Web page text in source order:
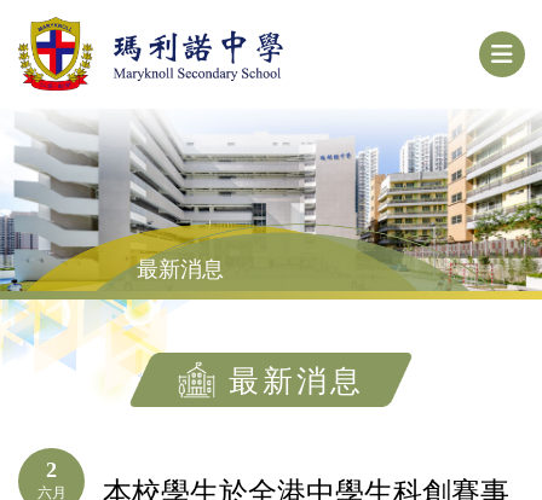
最新消息
最新消息
2
六月 本校學生於全港中學生科創賽事